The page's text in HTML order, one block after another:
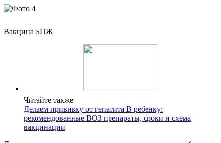
Вакцина БЦЖ
Читайте также:
Делаем прививку от гепатита B ребенку:
рекомендованные ВОЗ препараты, сроки и схема
вакцинации